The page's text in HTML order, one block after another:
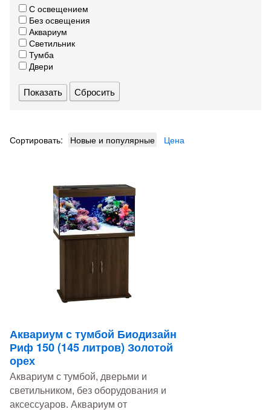
С освещением
Без освещения
Аквариум
Светильник
Тумба
Двери
Сбросить
Сортировать: Новые и популярные Цена
Аквариум с тумбой Биодизайн
Риф 150 (145 литров) Золотой
орех
Аквариум с тумбой, дверьми и
светильником, без оборудования и
аксессуаров. Аквариум от